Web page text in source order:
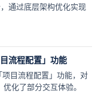
通过底层架构优化实现
流程配置」功能
项目流程配置」功能，对
化了部分交互体验。